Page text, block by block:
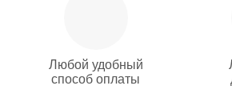
Любой удобный
способ оплаты